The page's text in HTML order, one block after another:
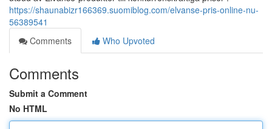
https://shaunabizr166369.suomiblog.com/elvanse-pris-online-nu-
56389541
Comments
Who Upvoted
Comments
Submit a Comment
No HTML